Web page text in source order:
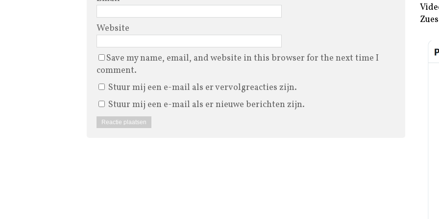
Website
Save my name, email, and website in this browser for the next time I
comment.
Stuur mij een e-mail als er vervolgreacties zijn.
Stuur mij een e-mail als er nieuwe berichten zijn.